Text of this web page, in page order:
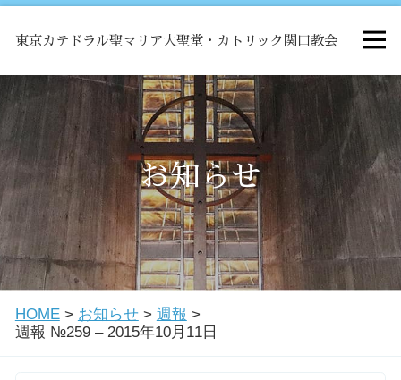
東京カテドラル聖マリア大聖堂・カトリック関口教会
HOME
ミサ
お知らせ
関口教会について
教会学校・中高生会
お知らせ
HOME> お知らせ> 週報 >
週報 №259 – 2015年10月11日